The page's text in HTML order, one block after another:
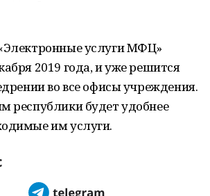
услуги МФЦ»
2019 года, и уже решится
во все офисы учреждения.
республики будет удобнее
им услуги.